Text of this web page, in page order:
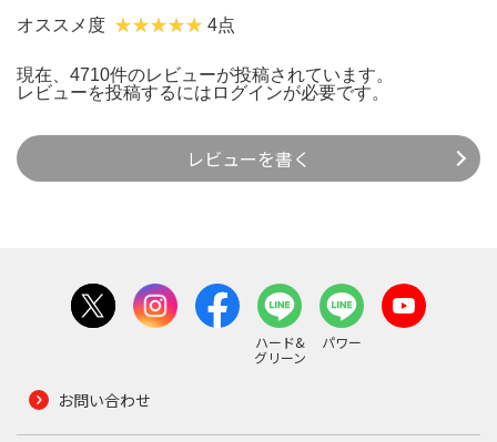
オススメ度 4点
現在、4710件のレビューが投稿されています。
レビューを投稿するには ログインが必要です。
レビューを書く
ハード&
グリーン
パワー
お問い合わせ